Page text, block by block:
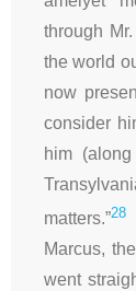
through
the world
now
consider
him
matters.”28
Marcus,
went